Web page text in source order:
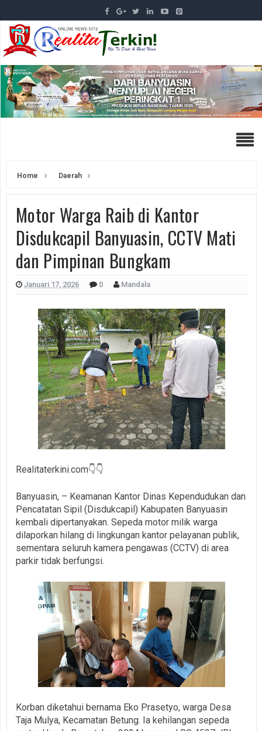
Home Daerah
Motor Warga Raib di Kantor
Disdukcapil Banyuasin, CCTV Mati
dan Pimpinan Bungkam
Januari 17, 2026 0 Mandala
Realitaterkini.com👇👇
Banyuasin, – Keamanan Kantor Dinas Kependudukan dan
Pencatatan Sipil (Disdukcapil) Kabupaten Banyuasin
kembali dipertanyakan. Sepeda motor milik warga
dilaporkan hilang di lingkungan kantor pelayanan publik,
sementara seluruh kamera pengawas (CCTV) di area
parkir tidak berfungsi.
Korban diketahui bernama Eko Prasetyo, warga Desa
Taja Mulya, Kecamatan Betung. Ia kehilangan sepeda